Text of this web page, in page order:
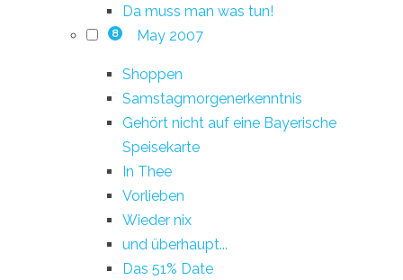
Da muss man was tun!
8 May 2007
Shoppen
Samstagmorgenerkenntnis
Gehört nicht auf eine Bayerische
Speisekarte
In Thee
Vorlieben
Wieder nix
und überhaupt...
Das 51% Date